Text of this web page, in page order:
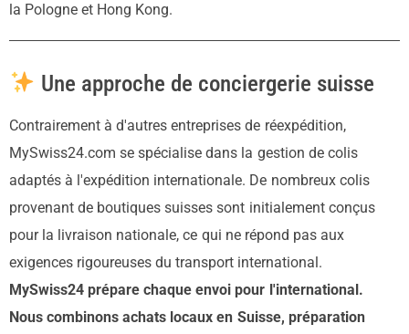
la Pologne et Hong Kong.
Une approche de conciergerie suisse
Contrairement à d'autres entreprises de réexpédition,
MySwiss24.com se spécialise dans la gestion de colis
adaptés à l'expédition internationale. De nombreux colis
provenant de boutiques suisses sont initialement conçus
pour la livraison nationale, ce qui ne répond pas aux
exigences rigoureuses du transport international.
MySwiss24 prépare chaque envoi pour l'international.
Nous combinons achats locaux en Suisse, préparation